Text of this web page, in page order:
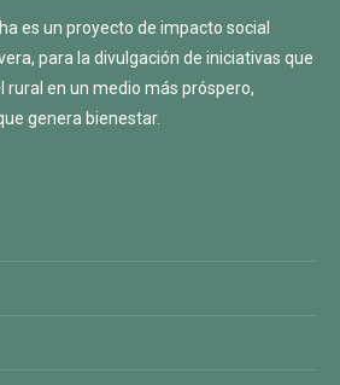
es un proyecto de impacto social
, para la divulgación de iniciativas que
en un medio más próspero,
genera bienestar.